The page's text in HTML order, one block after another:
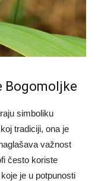
Bogomoljke
simboliku
tradiciji, ona je
važnost
često koriste
je u potpunosti